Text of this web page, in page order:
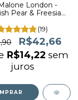
London -
Pear & Freesia
(19)
R$42,66
R$14,22 sem
juros